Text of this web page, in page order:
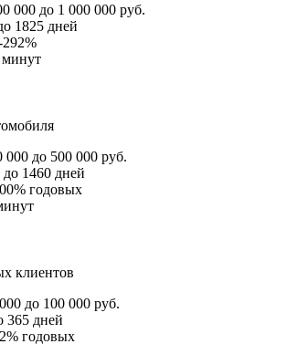
000 до 1 000 000 руб.
1825 дней
292%
минут
000 до 500 000 руб.
до 1460 дней
годовых
клиентов
до 100 000 руб.
365 дней
годовых